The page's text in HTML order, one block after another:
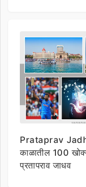
Prataprav
काळातील 100
प्रतापराव जाधव